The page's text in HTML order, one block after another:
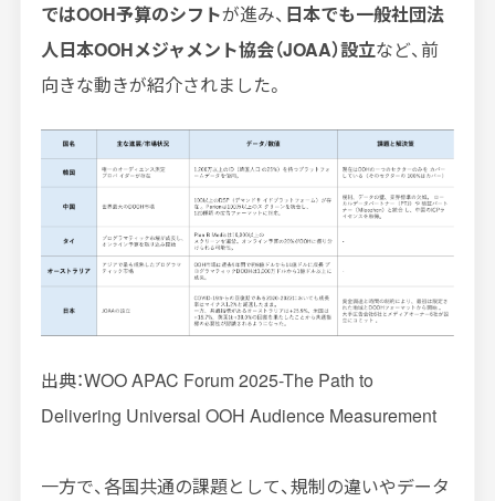
ではOOH予算のシフトが進み、 日本でも一般社団法
人日本OOHメジャメント協会（JOAA）設立など、前
向きな動きが紹介されました。
出典：WOO APAC Forum 2025-The Path to
Delivering Universal OOH Audience Measurement
一方で、各国共通の課題として、規制の違いやデータ